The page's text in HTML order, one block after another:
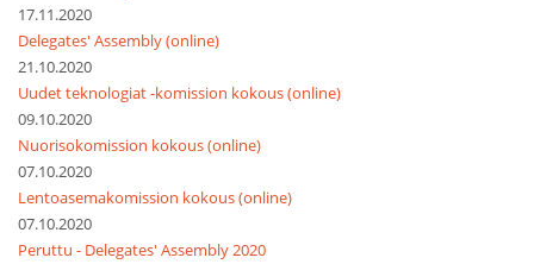
17.11.2020
Delegates' Assembly (online)
21.10.2020
Uudet teknologiat -komission kokous (online)
09.10.2020
Nuorisokomission kokous (online)
07.10.2020
Lentoasemakomission kokous (online)
07.10.2020
Peruttu - Delegates' Assembly 2020